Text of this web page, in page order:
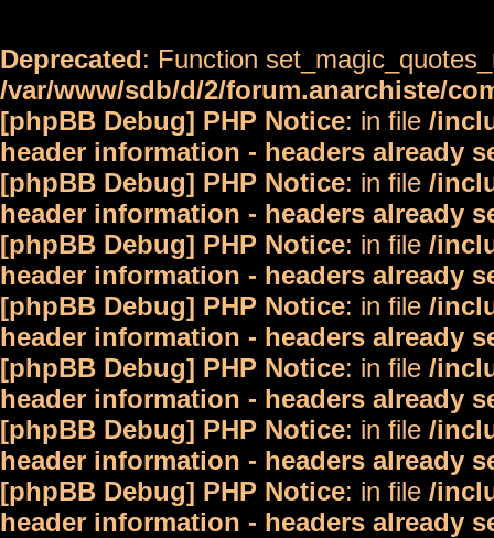
Deprecated: Function
/var/www/sdb/d/2/forum.anarchiste/
[phpBB Debug] PHP Notice: in file /
header information - headers already
[phpBB Debug] PHP Notice: in file /
header information - headers already
[phpBB Debug] PHP Notice: in file /
header information - headers already
[phpBB Debug] PHP Notice: in file /
header information - headers already
[phpBB Debug] PHP Notice: in file /
header information - headers already
[phpBB Debug] PHP Notice: in file /
header information - headers already
[phpBB Debug] PHP Notice: in file /
header information - headers already